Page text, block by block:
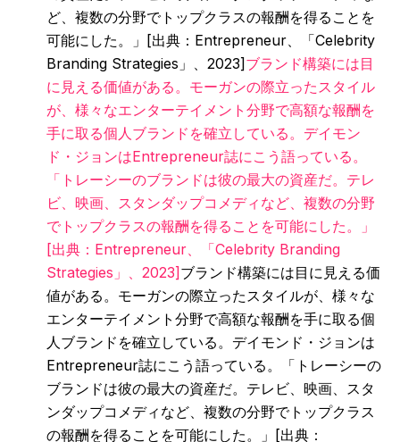
ど、複数の分野でトップクラスの報酬を得ることを
可能にした。」[出典：Entrepreneur、「Celebrity
Branding Strategies」、2023] ブランド構築には目
に見える価値がある。モーガンの際立ったスタイル
が、様々なエンターテイメント分野で高額な報酬を
手に取る個人ブランドを確立している。デイモン
ド・ジョンはEntrepreneur誌にこう語っている。
「トレーシーのブランドは彼の最大の資産だ。テレ
ビ、映画、スタンダップコメディなど、複数の分野
でトップクラスの報酬を得ることを可能にした。」
[出典：Entrepreneur、「Celebrity Branding
Strategies」、2023] ブランド構築には目に見える価
値がある。モーガンの際立ったスタイルが、様々な
エンターテイメント分野で高額な報酬を手に取る個
人ブランドを確立している。デイモンド・ジョンは
Entrepreneur誌にこう語っている。「トレーシーの
ブランドは彼の最大の資産だ。テレビ、映画、スタ
ンダップコメディなど、複数の分野でトップクラス
の報酬を得ることを可能にした。」[出典：